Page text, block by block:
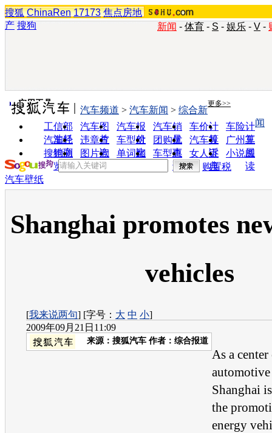
搜狐 ChinaRen 17173 焦点房地
产 搜狗 新闻 - 体育 - S - 娱乐 - V -
实用工具 更多>>
工信部
油耗
汽车图
片
汽车报
价
汽车销
量
车价计
算
车险计
算
汽车经
销商
违章查
询
车型对
比
团购优
惠
汽车投
诉
广州车
展
搜狗浏
览器
图片欣
赏
单词翻
车型查
询
女人宝
典
小说阅
读
汽车频道 > 汽车新闻 > 综合新
闻
购置税
汽车壁纸
Shanghai promotes
vehicles
[我来说两句] [字号： 大 中 小]
2009年09月21日11:09
来源： 搜狐汽车 作者：综合报道
As a
Shanghai
the
energy